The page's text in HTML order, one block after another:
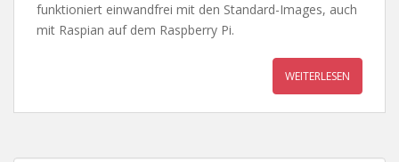
funktioniert einwandfrei mit den Standard-Images, auch
mit Raspian auf dem Raspberry Pi.
WEITERLESEN